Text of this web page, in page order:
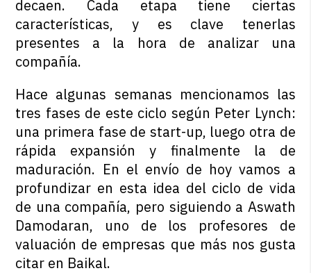
decaen. Cada etapa tiene ciertas
características, y es clave tenerlas
presentes a la hora de analizar una
compañía.
Hace algunas semanas mencionamos las
tres fases de este ciclo según Peter Lynch:
una primera fase de start-up, luego otra de
rápida expansión y finalmente la de
maduración. En el envío de hoy vamos a
profundizar en esta idea del ciclo de vida
de una compañía, pero siguiendo a Aswath
Damodaran, uno de los profesores de
valuación de empresas que más nos gusta
citar en Baikal.